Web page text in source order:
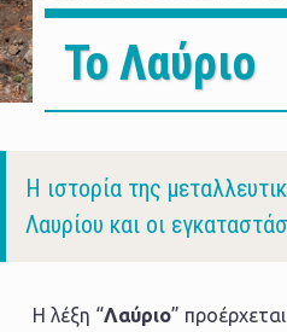
Το Λαύριο
Η ιστορία της
Λαυρίου και οι
Η λέξη “Λαύριο”